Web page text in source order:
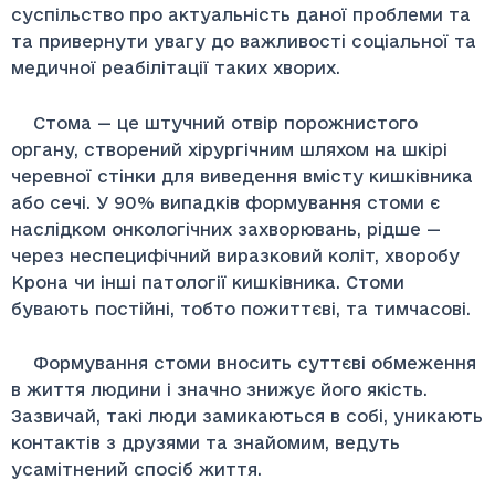
суспільство про актуальність даної проблеми та
та привернути увагу до важливості соціальної та
медичної реабілітації таких хворих.
Стома — це штучний отвір порожнистого
органу, створений хірургічним шляхом на шкірі
черевної стінки для виведення вмісту кишківника
або сечі. У 90% випадків формування стоми є
наслідком онкологічних захворювань, рідше —
через неспецифічний виразковий коліт, хворобу
Крона чи інші патології кишківника. Стоми
бувають постійні, тобто пожиттєві, та тимчасові.
Формування стоми вносить суттєві обмеження
в життя людини і значно знижує його якість.
Зазвичай, такі люди замикаються в собі, уникають
контактів з друзями та знайомим, ведуть
усамітнений спосіб життя.